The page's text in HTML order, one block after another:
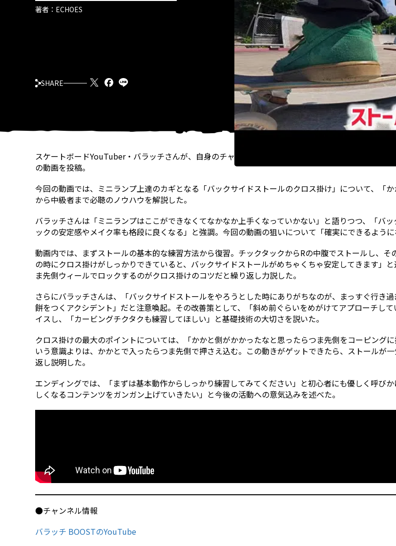
著者： ECHOES
SHARE
スケートボードYouTuber・バラッチさんが、自身のチャンネルで「【How to ミニランプ】ストール
の動画を投稿。
今回の動画では、ミニランプ上達のカギとなる「バックサイドストールのクロス掛け」について、「
から中級者まで必聴のノウハウを解説した。
バラッチさんは「ミニランプはここができなくてなかなか上手くなっていかない」と語りつつ、「バ
ックの安定感やメイク率も格段に良くなる」と強調。今回の動画の狙いについて「確実にできるよう
動画内では、まずストールの基本的な練習方法から復習。チックタックからRの中腹でストールし、
の時にクロス掛けがしっかりできていると、バックサイドストールがめちゃくちゃ安定してきます」
ま先側ウィールでロックするのがクロス掛けのコツだと繰り返し力説した。
さらにバラッチさんは、「バックサイドストールをやろうとした時にありがちなのが、まっすぐ行き
餅をつくアクシデント」だと注意喚起。その改善策として、「斜め前ぐらいをめがけてアプローチし
イスし、「カービングチクタクも練習してほしい」と基礎技術の大切さを説いた。
クロス掛けの最大のポイントについては、「かかと側がかかったなと思ったらつま先側をコーピング
いう意識よりは、かかとで入ったらつま先側で押さえ込む。この動きがゲットできたら、ストールが
返し説明した。
エンディングでは、「まずは基本動作からしっかり練習してみてください」と初心者にも優しく呼び
しくなるコンテンツをガンガン上げていきたい」と今後の活動への意気込みを述べた。
●チャンネル情報
バラッチ BOOSTのYouTube